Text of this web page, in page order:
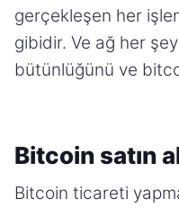
gerçekleşen her
gibidir. Ve ağ her
bütünlüğünü ve
Bitcoin satın
Bitcoin ticareti